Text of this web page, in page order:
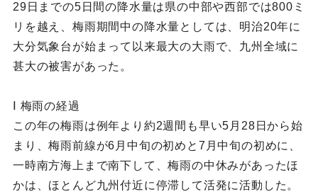
29日までの5日間の降水量は県の中部や西部では800ミ
リを越え、梅雨期間中の降水量としては、明治20年に
大分気象台が始まって以来最大の大雨で、九州全域に
甚大の被害があった。
Ⅰ 梅雨の経過
この年の梅雨は例年より約2週間も早い5月28日から始
まり、梅雨前線が6月中旬の初めと7月中旬の初めに、
一時南方海上まで南下して、梅雨の中休みがあったほ
かは、ほとんど九州付近に停滞して活発に活動した。